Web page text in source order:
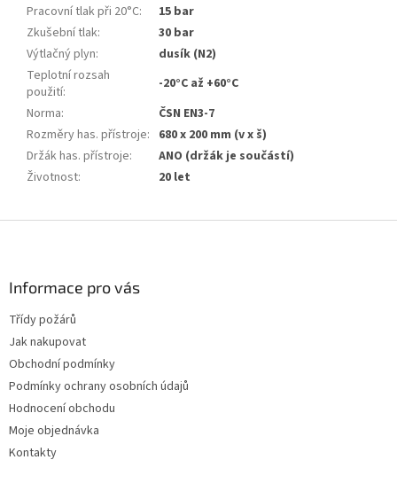
Pracovní tlak při 20°C:
15 bar
Zkušební tlak:
30 bar
Výtlačný plyn:
dusík (N2)
Teplotní rozsah
použití:
-20°C až +60°C
Norma:
ČSN EN3-7
Rozměry has. přístroje: 680 x 200 mm (v x š)
Držák has. přístroje:
ANO (držák je součástí)
Životnost: 20 let
Informace pro vás
Třídy požárů
Jak nakupovat
Obchodní podmínky
Podmínky ochrany osobních údajů
Hodnocení obchodu
Moje objednávka
Kontakty